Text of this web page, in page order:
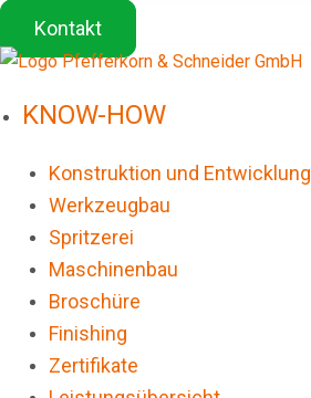
Kontakt
KNOW-HOW
Konstruktion und Entwicklung
Werkzeugbau
Spritzerei
Maschinenbau
Broschüre
Finishing
Zertifikate